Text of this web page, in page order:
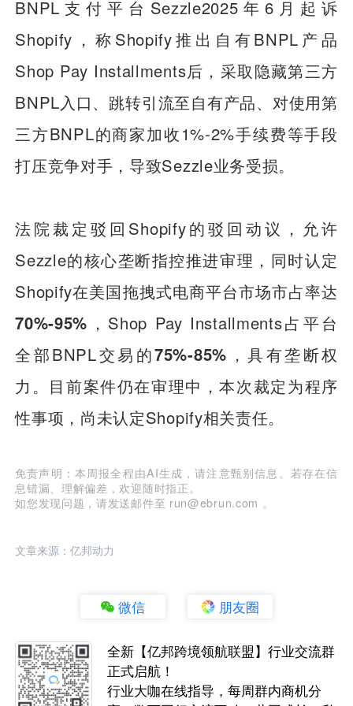
BNPL支付平台Sezzle2025年6月起诉
Shopify，称Shopify推出自有BNPL产品
Shop Pay Installments后，采取隐藏第三方
BNPL入口、跳转引流至自有产品、对使用第
三方BNPL的商家加收1%-2%手续费等手段
打压竞争对手，导致Sezzle业务受损。
法院裁定驳回Shopify的驳回动议，允许
Sezzle的核心垄断指控推进审理，同时认定
Shopify在美国拖拽式电商平台市场市占率达
70%-95% ，Shop Pay Installments占平台
全部BNPL交易的75%-85% ，具有垄断权
力。目前案件仍在审理中，本次裁定为程序
性事项，尚未认定Shopify相关责任。
免责声明：本周报全程由AI生成，请注意甄别信息。若存在信
息错漏、理解偏差，欢迎随时指正。
如您发现问题，请发送邮件至 run@ebrun.com 。
文章来源：亿邦动力
微信 朋友圈
全新【亿邦跨境领航联盟】行业交流群
正式启航！
行业大咖在线指导，每周群内商机分